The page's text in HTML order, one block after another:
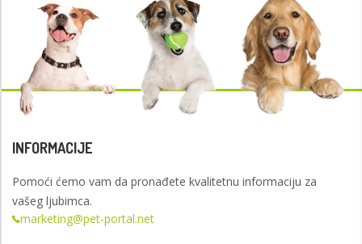
INFORMACIJE
Pomoći ćemo vam da pronađete kvalitetnu informaciju za
vašeg ljubimca.
marketing@pet-portal.net